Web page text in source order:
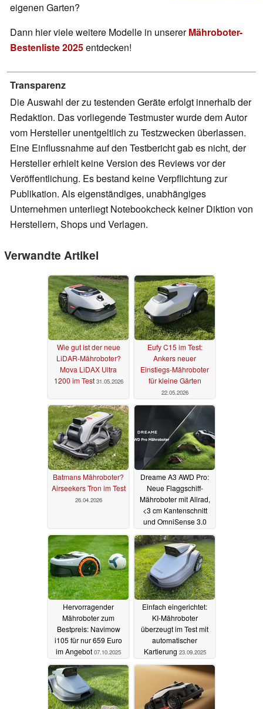
eigenen Garten?
Dann hier viele weitere Modelle in unsererMähroboter-
Bestenliste 2025entdecken!
Transparenz
Die Auswahl der zu testenden Geräte erfolgt innerhalb der
Redaktion. Das vorliegende Testmuster wurde dem Autor
vom Hersteller unentgeltlich zu Testzwecken überlassen.
Eine Einflussnahme auf den Testbericht gab es nicht, der
Hersteller erhielt keine Version des Reviews vor der
Veröffentlichung. Es bestand keine Verpflichtung zur
Publikation. Als eigenständiges, unabhängiges
Unternehmen unterliegt Notebookcheck keiner Diktion von
Herstellern, Shops und Verlagen.
Verwandte Artikel
Wie gut ist der neue
LiDAR-Mähroboter?
Mova LiDAX Ultra
1200 im Test 31.05.2026
Eufy C15 im Test:
Ankers neuer
Einstiegs-Mähroboter
für kleine Gärten
22.05.2026
Batmans Mähroboter?
Airseekers Tron im Test
26.04.2026
Dreame A3 AWD Pro:
Neue Flaggschiff-
Mähroboter mit Allrad,
<3 cm Kantenschnitt
und OmniSense 3.0
05.01.2026
Hervorragender
Mähroboter zum
Bestpreis: Navimow
i105 für nur 659 Euro
im Angebot 07.10.2025
Einfach eingerichtet:
KI-Mähroboter
überzeugt im Test mit
automatischer
Kartierung 23.09.2025